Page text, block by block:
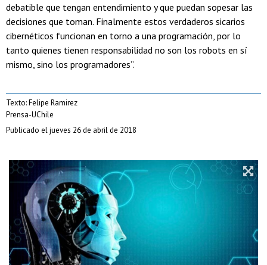
debatible que tengan entendimiento y que puedan sopesar las
decisiones que toman. Finalmente estos verdaderos sicarios
cibernéticos funcionan en torno a una programación, por lo
tanto quienes tienen responsabilidad no son los robots en sí
mismo, sino los programadores”.
Texto: Felipe Ramirez
Prensa-UChile
Publicado el jueves 26 de abril de 2018